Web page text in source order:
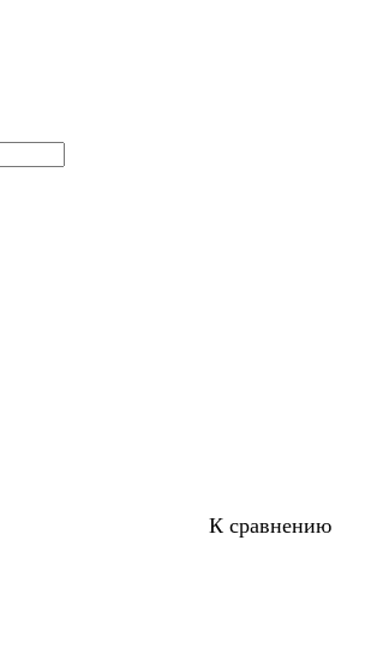
К сравнению